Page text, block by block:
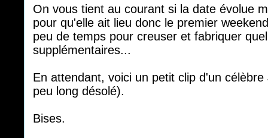
On vous tient au courant si la date évolue
pour qu'elle ait lieu donc le premier
peu de temps pour creuser et fabriquer
supplémentaires...
En attendant, voici un petit clip d'un
peu long désolé).
Bises.